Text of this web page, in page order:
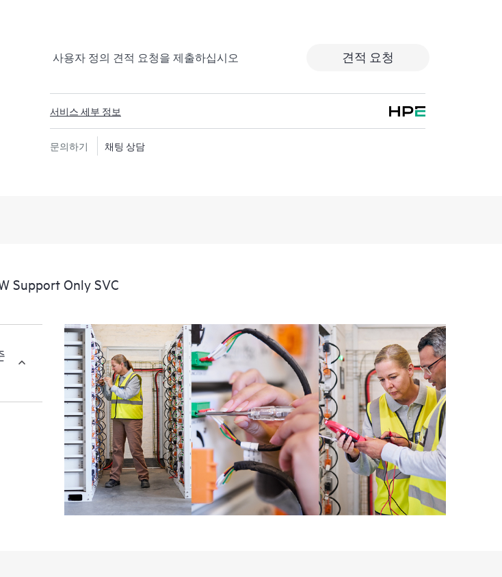
Foundation Care에서 지원하는 소프트웨어 제품의 경우 HPE는 원격 기술 지원
선별된 HPE 지원 타사 소프트웨어 제품에 대한 업데이트도 타사 소프트웨어
또한 HPE Foundation Care에서는 관련 제품 및 지원 정보에 대한 온라인 액세스
HPE Foundation Care 서비스 수준 옵션: 다음 HPE Foundation Care 옵션은 제품에
소프트웨어 제품에 대한 소프트웨어 지원 기능을 제공합니다.
하드웨어 지원 시간 및 응답 시간은 지원되는 하드웨어 제품 및 소프트웨어 지
원 시간에 적용되고, 응답 시간은 지원되는 소프트웨어 제품에 적용됩니다.
모든 지원 시간은 지역 상황에 따라 다양합니다. 제품의 적격성 여부는 다를
수 있습니다. 서비스 지원 및 제품 적격성에 대한 자세한 사항은 해당 지역
HPE 영업소로 문의하세요.
지원 기간에 상관없이, 해당 하드웨어 또는 소프트웨어에 발생한 문제는 전화
나 웹 포털을 통해 지역적으로, 또는 HPE 전자 원격 지원 솔루션을 통해 이벤
트를 보고하는 자동화된 장비를 통해 연중무휴로 HPE에 보고될 수 있습니다.
사용자 정의 견적 요청을 제출하십시오 견적 요청
서비스 세부 정보
문의하기 채팅 상담
Support Only SVC